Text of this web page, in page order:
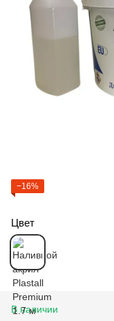
−16%
Цвет
В наличии